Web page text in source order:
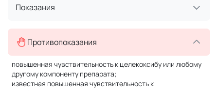
Показания
Противопоказания
повышенная чувствительность к целекоксибу или любому
другому компоненту препарата;
известная повышенная чувствительность к